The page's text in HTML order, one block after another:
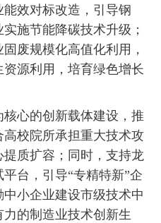
效对标改造，引导钢
施节能降碳技术升级；
废规模化高值化利用，
源利用，培育绿色增长
心的创新载体建设，推
校院所承担重大技术攻
质扩容；同时，支持龙
台，引导“专精特新”企
小企业建设市级技术中
的制造业技术创新生